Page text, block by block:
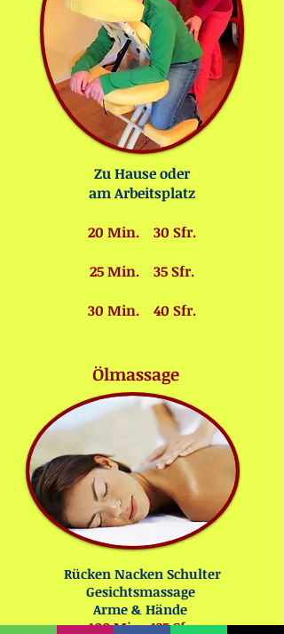
Zu Hause oder
am Arbeitsplatz
20 Min. 30 Sfr.
25 Min. 35 Sfr.
30 Min. 40 Sfr.
Ölmassage
Rücken Nacken Schulter
Gesichtsmassage
Arme & Hände
100 Min. 135 Sfr.